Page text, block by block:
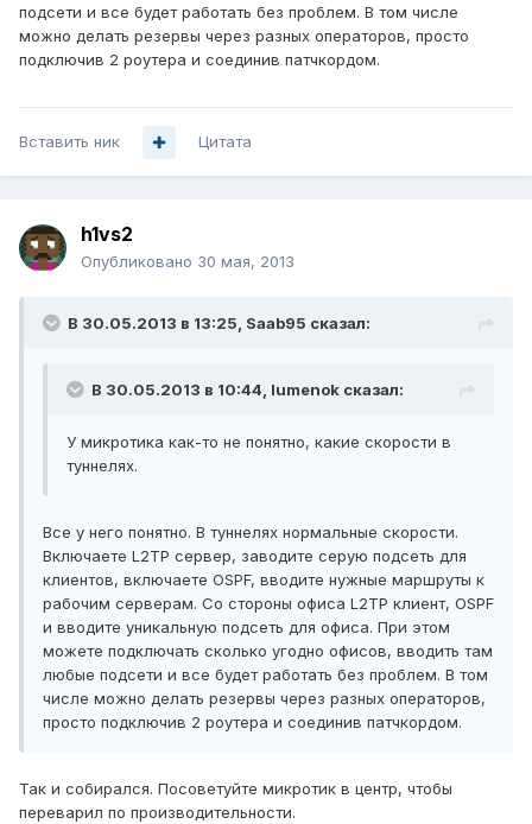
подсети и все будет работать без проблем. В том числе
можно делать резервы через разных операторов, просто
подключив 2 роутера и соединив патчкордом.
Вставить ник Цитата
h1vs2
Опубликовано 30 мая, 2013
В 30.05.2013 в 13:25, Saab95 сказал:
В 30.05.2013 в 10:44, lumenok сказал:
У микротика как-то не понятно, какие скорости в
туннелях.
Все у него понятно. В туннелях нормальные скорости.
Включаете L2TP сервер, заводите серую подсеть для
клиентов, включаете OSPF, вводите нужные маршруты к
рабочим серверам. Со стороны офиса L2TP клиент, OSPF
и вводите уникальную подсеть для офиса. При этом
можете подключать сколько угодно офисов, вводить там
любые подсети и все будет работать без проблем. В том
числе можно делать резервы через разных операторов,
просто подключив 2 роутера и соединив патчкордом.
Так и собирался. Посоветуйте микротик в центр, чтобы
переварил по производительности.